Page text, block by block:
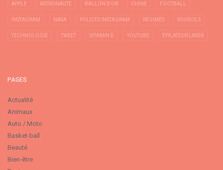
APPLE ASTRONAUTE BALLON D'OR CHINE FOOTBALL
INSTAGRAM NASA POLICES INSTAGRAM RÉGIMES SOURCILS
TECHNOLOGIE TWEET VITAMIN D YOUTUBE ÉPILATEUR LASER
PAGES
Actualité
Animaux
Auto / Moto
Basket-ball
Beauté
Bien-être